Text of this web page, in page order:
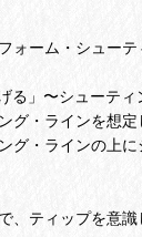
ォーム・シューテ
〜シューティ
想定して2
にシューテ
意識してバ